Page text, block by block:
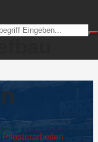
Pflasterarbeiten